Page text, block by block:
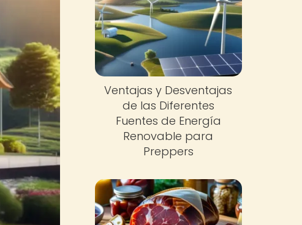
Ventajas y Desventajas
de las Diferentes
Fuentes de Energía
Renovable para
Preppers